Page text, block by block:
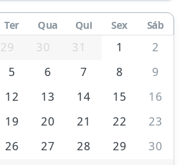
Ter Qua Qui Sex Sáb
29 30 31 1
2
5 6 7 8
9
12 13 14 15
16
19 20 21 22
23
26 27 28 29
30